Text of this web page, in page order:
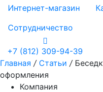
Интернет-магазин
Сотрудничество
+7 (812) 309-94-39
Главная / Статьи /
оформления
Компания